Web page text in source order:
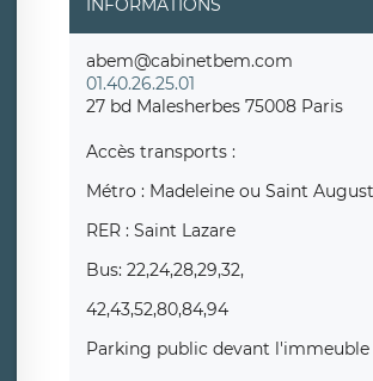
INFORMATIONS
abem@cabinetbem.com
01.40.26.25.01
27 bd Malesherbes 75008 Paris
Accès transports :
Métro : Madeleine ou Saint
RER : Saint Lazare
Bus: 22,24,28,29,32,
42,43,52,80,84,94
Parking public devant l'immeuble